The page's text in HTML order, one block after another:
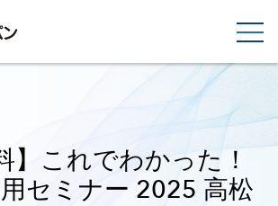
】これでわかった！
セミナー 2025 高松